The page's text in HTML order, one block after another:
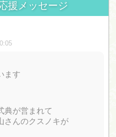
援メッセージ
ます
典が営まれて
んのクスノキが